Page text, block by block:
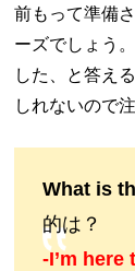
前もって準備
ーズでしょう
した、と答え
しれないので
What is
的は？
-I’m